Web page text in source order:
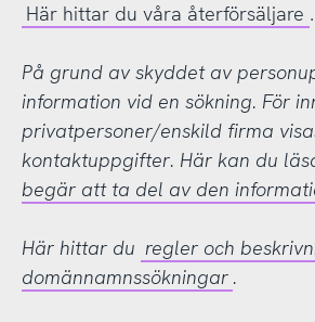
Här hittar du våra återförsäljare .
På grund av skyddet av
information vid en sökning. För
privatpersoner/enskild firma
kontaktuppgifter. Här kan du
begär att ta del av den
Här hittar du regler och
domännamnssökningar .